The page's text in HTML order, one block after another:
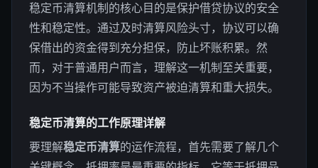
稳定币清算机制的核心目的是保护借贷协议的安全
性和稳定性。通过及时清算风险头寸，协议可以确
保借出的资金得到充分担保，防止坏账积累。然
而，对于普通用户而言，理解这一机制至关重要，
因为不当操作可能导致资产被迫清算和重大损失。
稳定币清算的工作原理详解
要理解稳定币清算的运作流程，首先需要了解几个